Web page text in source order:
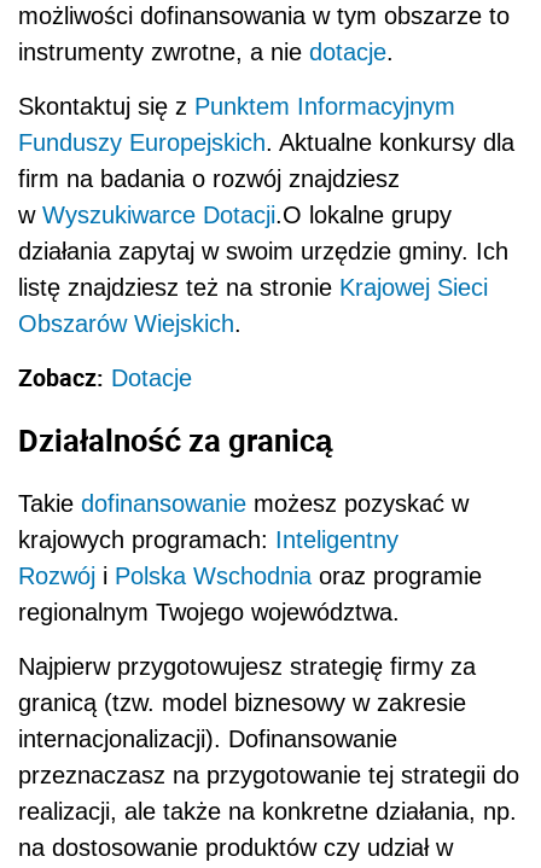
możliwości dofinansowania w tym obszarze to
instrumenty zwrotne, a nie dotacje.
Skontaktuj się z Punktem Informacyjnym
Funduszy Europejskich. Aktualne konkursy dla
firm na badania o rozwój znajdziesz
w Wyszukiwarce Dotacji.O lokalne grupy
działania zapytaj w swoim urzędzie gminy. Ich
listę znajdziesz też na stronie Krajowej Sieci
Obszarów Wiejskich.
Zobacz: Dotacje
Działalność za granicą
Takie dofinansowanie możesz pozyskać w
krajowych programach: Inteligentny
Rozwój i Polska Wschodnia oraz programie
regionalnym Twojego województwa.
Najpierw przygotowujesz strategię firmy za
granicą (tzw. model biznesowy w zakresie
internacjonalizacji). Dofinansowanie
przeznaczasz na przygotowanie tej strategii do
realizacji, ale także na konkretne działania, np.
na dostosowanie produktów czy udział w